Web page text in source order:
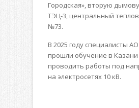
Городская», вторую
ТЭЦ-3, центральный
№73.
В 2025 году специалисты
прошли обучение в
проводить работы под
на электросетях 10 кВ.